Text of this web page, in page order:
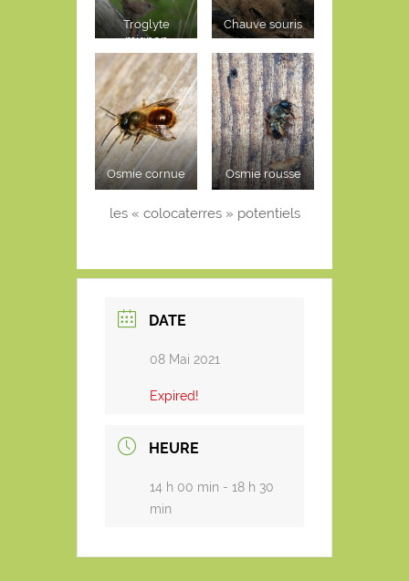
Troglyte
mignon
Chauve souris
Osmie cornue Osmie rousse
les « colocaterres » potentiels
DATE
08 Mai 2021
Expired!
HEURE
14 h 00 min - 18 h 30
min